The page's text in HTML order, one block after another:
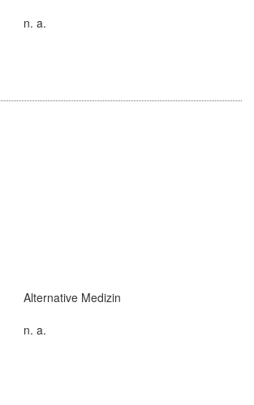
n. a.
Alternative Medizin
n. a.